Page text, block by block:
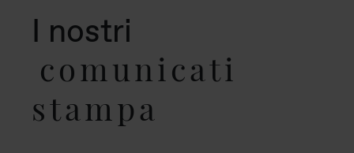
I nostri
comunicati
stampa